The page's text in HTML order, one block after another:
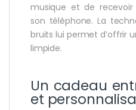
musique et de recevoir
son téléphone. La
bruits lui permet d’offrir
limpide.
Un cadeau
et